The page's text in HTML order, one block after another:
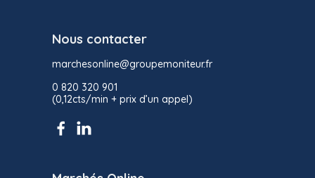
Nous contacter
marchesonline@groupemoniteur.fr
0 820 320 901
(0,12cts/min + prix d’un appel)